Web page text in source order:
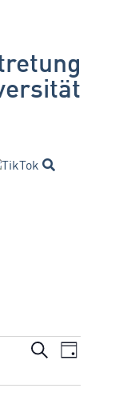
Suche
Tag